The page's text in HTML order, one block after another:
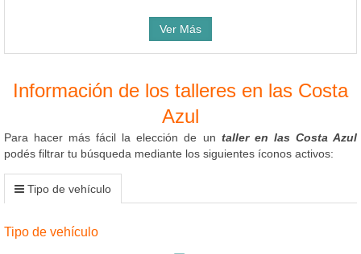
Ver Más
Información de los talleres en las Costa
Azul
Para hacer más fácil la elección de un taller en las Costa Azul
podés filtrar tu búsqueda mediante los siguientes íconos activos:
Tipo de vehículo
Tipo de vehículo